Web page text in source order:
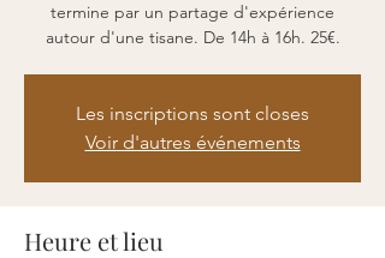
termine par un partage d'expérience
autour d'une tisane. De 14h à 16h. 25€.
Les inscriptions sont closes
Voir d'autres événements
Heure et lieu